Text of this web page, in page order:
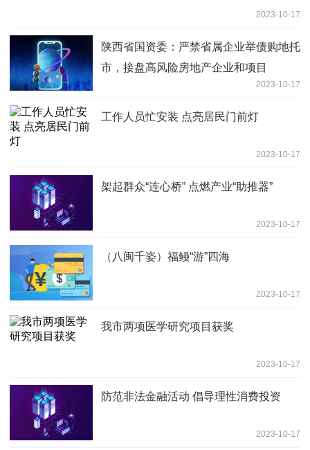
2023-10-17
陕西省国资委：严禁省属企业举债购地托
市，接盘高风险房地产企业和项目
2023-10-17
工作人员忙安装 点亮居民门前灯
2023-10-17
架起群众“连心桥” 点燃产业“助推器”
2023-10-17
（八闽千姿）福鳗“游”四海
2023-10-17
我市两项医学研究项目获奖
2023-10-17
防范非法金融活动 倡导理性消费投资
2023-10-17